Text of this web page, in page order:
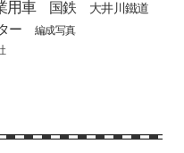
用車 国鉄 大井川鐵道
ー 編成写真